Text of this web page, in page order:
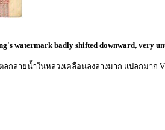
watermark badly shifted downward, very
กลายน้ำในหลวงเคลื่อนลงล่างมาก แปลกมาก